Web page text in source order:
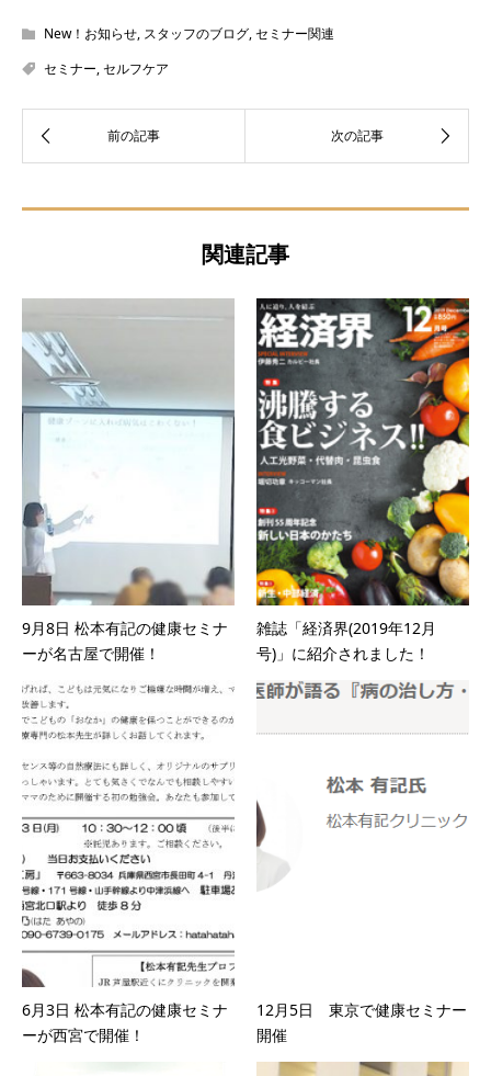
New！お知らせ, スタッフのブログ,セミナー関連
セミナー,セルフケア
関連記事
9月8日 松本有記の健康セミナ
ーが名古屋で開催！
雑誌「経済界(2019年12月
号)」に紹介されました！
6月3日 松本有記の健康セミナ
ーが西宮で開催！
12月5日 東京で健康セミナー
開催